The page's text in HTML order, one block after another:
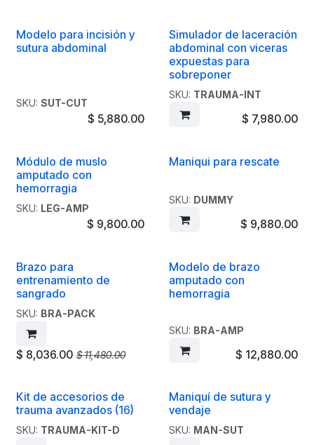
Modelo para incisión y
sutura abdominal
SKU: SUT-CUT
$ 5,880.00
Simulador de laceración
abdominal con viceras
expuestas para
sobreponer
SKU: TRAUMA-INT
$ 7,980.00
Módulo de muslo
amputado con
hemorragia
SKU: LEG-AMP
$ 9,800.00
Maniqui para rescate
SKU: DUMMY
$ 9,880.00
Brazo para
entrenamiento de
sangrado
SKU: BRA-PACK
$ 8,036.00 $11,480.00
Modelo de brazo
amputado con
hemorragia
SKU: BRA-AMP
$ 12,880.00
Kit de accesorios de
trauma avanzados (16)
SKU: TRAUMA-KIT-D
Maniquí de sutura y
vendaje
SKU: MAN-SUT